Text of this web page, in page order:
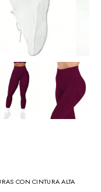
CON CINTURA ALTA